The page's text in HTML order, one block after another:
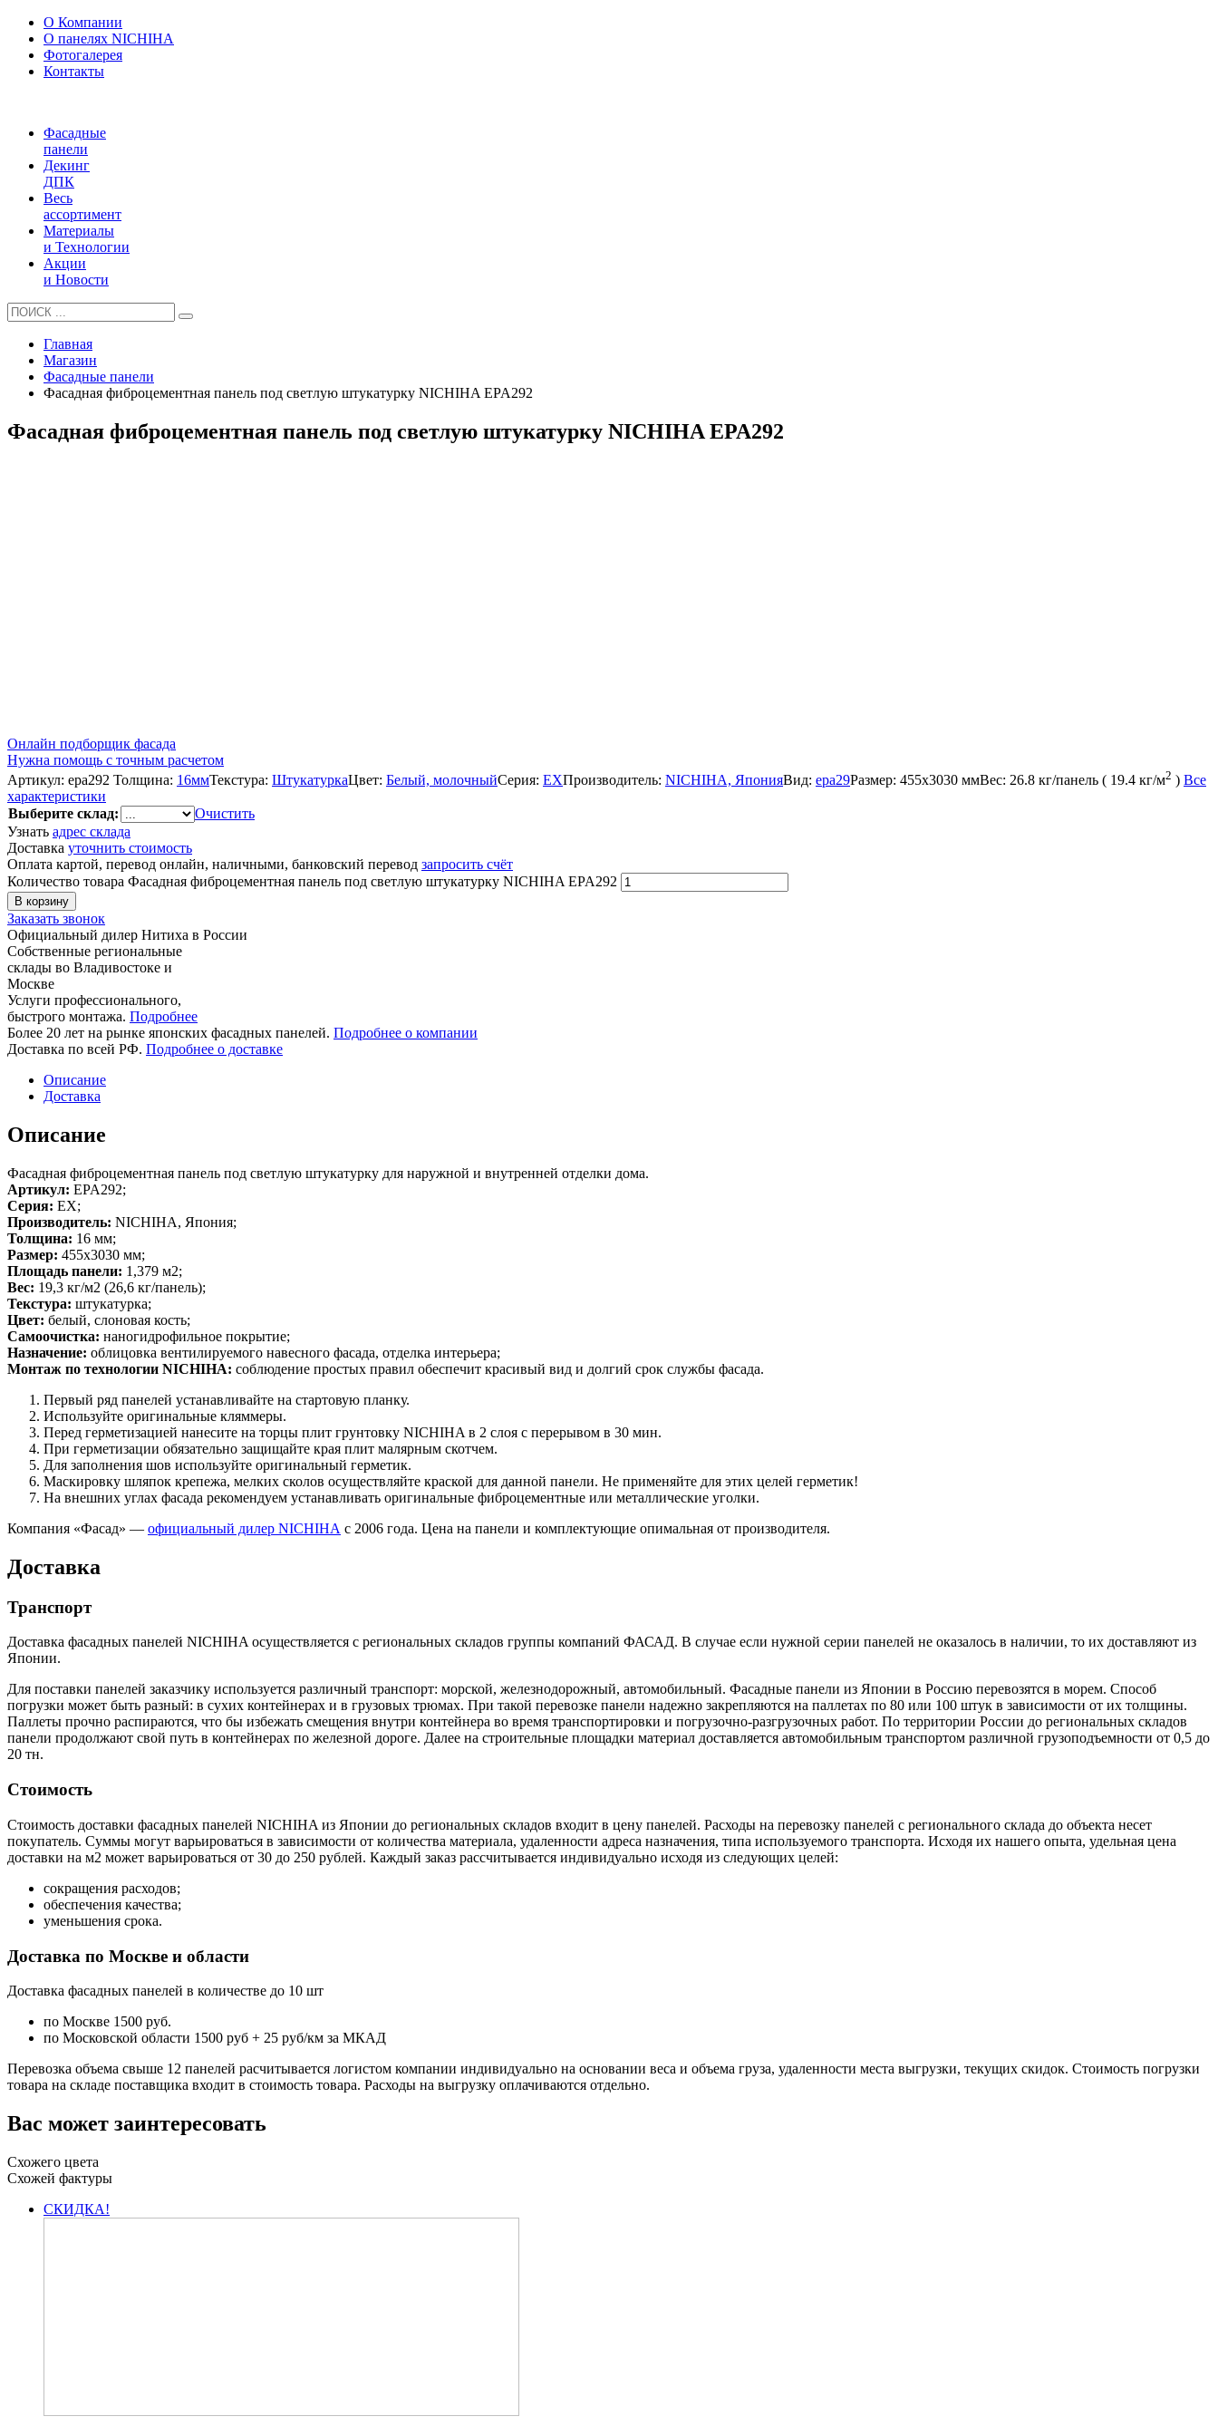
О Компании
О панелях NICHIHA
Фотогалерея
Контакты
Фасадные
панели
Декинг
ДПК
Весь
ассортимент
Материалы
и Технологии
Акции
и Новости
Главная
Магазин
Фасадные панели
Фасадная фиброцементная панель под светлую штукатурку NICHIHA EPA292
Фасадная фиброцементная панель под светлую штукатурку NICHIHA EPA292
Онлайн подборщик фасада
Нужна помощь с точным расчетом
Артикул: epa292 Толщина: 16ммТекстура: ШтукатуркаЦвет: Белый, молочныйСерия: EXПроизводитель: NICHIHA, ЯпонияВид: epa29Размер: 455x3030 ммВес: 26.8 кг/панель ( 19.4 кг/м2 ) Все
характеристики
Выберите склад:
Очистить
Узнать адрес склада
Доставка уточнить стоимость
Оплата картой, перевод онлайн, наличными, банковский перевод запросить счёт
Количество товара Фасадная фиброцементная панель под светлую штукатурку NICHIHA EPA292
В корзину
Заказать звонок
Официальный дилер Нитиха в России
Собственные региональные
склады во Владивостоке и
Москве
Услуги профессионального,
быстрого монтажа. Подробнее
Более 20 лет на рынке японских фасадных панелей. Подробнее о компании
Доставка по всей РФ. Подробнее о доставке
Описание
Доставка
Описание
Фасадная фиброцементная панель под светлую штукатурку для наружной и внутренней отделки дома.
Артикул: EPA292;
Серия: EX;
Производитель: NICHIHA, Япония;
Толщина: 16 мм;
Размер: 455х3030 мм;
Площадь панели: 1,379 м2;
Вес: 19,3 кг/м2 (26,6 кг/панель);
Текстура: штукатурка;
Цвет: белый, слоновая кость;
Самоочистка: наногидрофильное покрытие;
Назначение: облицовка вентилируемого навесного фасада, отделка интерьера;
Монтаж по технологии NICHIHA: соблюдение простых правил обеспечит красивый вид и долгий срок службы фасада.
Первый ряд панелей устанавливайте на стартовую планку.
Используйте оригинальные кляммеры.
Перед герметизацией нанесите на торцы плит грунтовку NICHIHA в 2 слоя с перерывом в 30 мин.
При герметизации обязательно защищайте края плит малярным скотчем.
Для заполнения шов используйте оригинальный герметик.
Маскировку шляпок крепежа, мелких сколов осуществляйте краской для данной панели. Не применяйте для этих целей герметик!
На внешних углах фасада рекомендуем устанавливать оригинальные фиброцементные или металлические уголки.
Компания «Фасад» — официальный дилер NICHIHA с 2006 года. Цена на панели и комплектующие опимальная от производителя.
Доставка
Транспорт
Доставка фасадных панелей NICHIHA осуществляется с региональных складов группы компаний ФАСАД. В случае если нужной серии панелей не оказалось в наличии, то их доставляют из
Японии.
Для поставки панелей заказчику используется различный транспорт: морской, железнодорожный, автомобильный. Фасадные панели из Японии в Россию перевозятся в морем. Способ
погрузки может быть разный: в сухих контейнерах и в грузовых трюмах. При такой перевозке панели надежно закрепляются на паллетах по 80 или 100 штук в зависимости от их толщины.
Паллеты прочно распираются, что бы избежать смещения внутри контейнера во время транспортировки и погрузочно-разгрузочных работ. По территории России до региональных складов
панели продолжают свой путь в контейнерах по железной дороге. Далее на строительные площадки материал доставляется автомобильным транспортом различной грузоподъемности от 0,5 до
20 тн.
Стоимость
Стоимость доставки фасадных панелей NICHIHA из Японии до региональных складов входит в цену панелей. Расходы на перевозку панелей с регионального склада до объекта несет
покупатель. Суммы могут варьироваться в зависимости от количества материала, удаленности адреса назначения, типа используемого транспорта. Исходя их нашего опыта, удельная цена
доставки на м2 может варьироваться от 30 до 250 рублей. Каждый заказ рассчитывается индивидуально исходя из следующих целей:
сокращения расходов;
обеспечения качества;
уменьшения срока.
Доставка по Москве и области
Доставка фасадных панелей в количестве до 10 шт
по Москве 1500 руб.
по Московской области 1500 руб + 25 руб/км за МКАД
Перевозка объема свыше 12 панелей расчитывается логистом компании индивидуально на основании веса и объема груза, удаленности места выгрузки, текущих скидок. Стоимость погрузки
товара на складе поставщика входит в стоимость товара. Расходы на выгрузку оплачиваются отдельно.
Вас может заинтересовать
Схожего цвета
Схожей фактуры
СКИДКА!